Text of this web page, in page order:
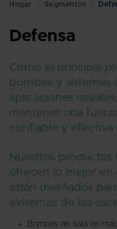
Hogar Segmentos
Defensa
Como el principal
bombas y sistemas
aplicaciones
mantener una
confiable y efectiva
Nuestros productos
ofrecen lo mejor en
están diseñados
extremas de los
Bombas de sala de